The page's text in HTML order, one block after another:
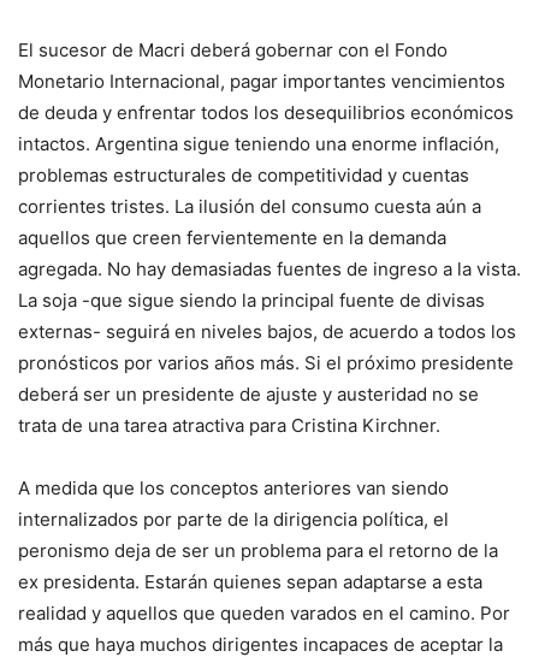
El sucesor de Macri deberá gobernar con el Fondo
Monetario Internacional, pagar importantes vencimientos
de deuda y enfrentar todos los desequilibrios económicos
intactos. Argentina sigue teniendo una enorme inflación,
problemas estructurales de competitividad y cuentas
corrientes tristes. La ilusión del consumo cuesta aún a
aquellos que creen fervientemente en la demanda
agregada. No hay demasiadas fuentes de ingreso a la vista.
La soja -que sigue siendo la principal fuente de divisas
externas- seguirá en niveles bajos, de acuerdo a todos los
pronósticos por varios años más. Si el próximo presidente
deberá ser un presidente de ajuste y austeridad no se
trata de una tarea atractiva para Cristina Kirchner.
A medida que los conceptos anteriores van siendo
internalizados por parte de la dirigencia política, el
peronismo deja de ser un problema para el retorno de la
ex presidenta. Estarán quienes sepan adaptarse a esta
realidad y aquellos que queden varados en el camino. Por
más que haya muchos dirigentes incapaces de aceptar la